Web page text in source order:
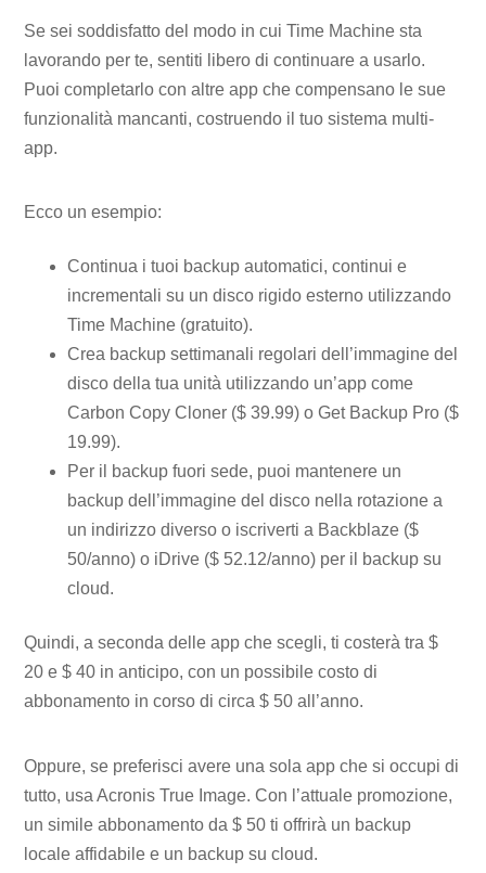
Se sei soddisfatto del modo in cui Time Machine sta
lavorando per te, sentiti libero di continuare a usarlo.
Puoi completarlo con altre app che compensano le sue
funzionalità mancanti, costruendo il tuo sistema multi-
app.
Ecco un esempio:
Continua i tuoi backup automatici, continui e
incrementali su un disco rigido esterno utilizzando
Time Machine (gratuito).
Crea backup settimanali regolari dell’immagine del
disco della tua unità utilizzando un’app come
Carbon Copy Cloner ($ 39.99) o Get Backup Pro ($
19.99).
Per il backup fuori sede, puoi mantenere un
backup dell’immagine del disco nella rotazione a
un indirizzo diverso o iscriverti a Backblaze ($
50/anno) o iDrive ($ 52.12/anno) per il backup su
cloud.
Quindi, a seconda delle app che scegli, ti costerà tra $
20 e $ 40 in anticipo, con un possibile costo di
abbonamento in corso di circa $ 50 all’anno.
Oppure, se preferisci avere una sola app che si occupi di
tutto, usa Acronis True Image. Con l’attuale promozione,
un simile abbonamento da $ 50 ti offrirà un backup
locale affidabile e un backup su cloud.